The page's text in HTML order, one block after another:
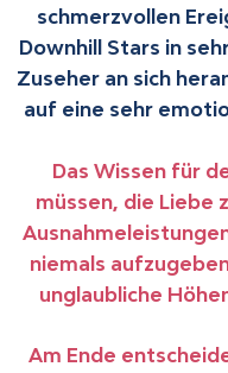
schmerzvollen
Downhill Stars in
Zuseher an sich
auf eine sehr
Das Wissen für
müssen, die Liebe
niemals
unglaubliche
Am Ende